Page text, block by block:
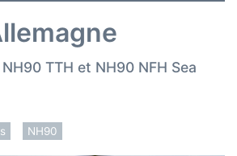
TTH et NH90 NFH Sea
NH90